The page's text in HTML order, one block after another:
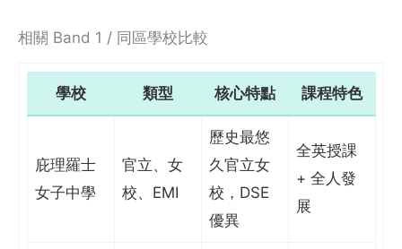
相關 Band 1 / 同區學校比較
學校 類型 核心特點 課程特色
庇理羅士
女子中學
官立、女
校、EMI
歷史最悠
久官立女
校，DSE
優異
全英授課
+ 全人發
展